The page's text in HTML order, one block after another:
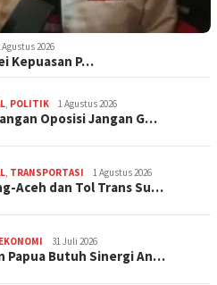
Agustus 2026
Kepuasan P…
, POLITIK 1 Agustus 2026
Oposisi Jangan G…
, TRANSPORTASI 1 Agustus 2026
Aceh dan Tol Trans Su…
EKONOMI 31 Juli 2026
Papua Butuh Sinergi An…